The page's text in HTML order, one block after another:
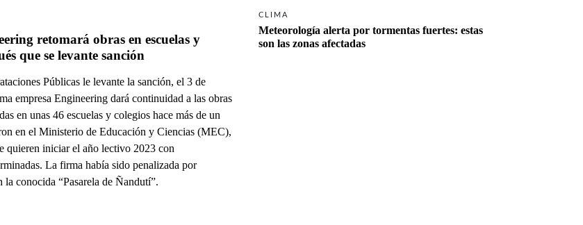
retomará obras en escuelas y
Públicas le levante la sanción, el 3 de
empresa Engineering dará continuidad a las obras
en unas 46 escuelas y colegios hace más de un
en el Ministerio de Educación y Ciencias (MEC),
quieren iniciar el año lectivo 2023 con
La firma había sido penalizada por
la conocida “Pasarela de Ñandutí”.
CLIMA
Meteorología alerta por tormentas fuertes: estas
son las zonas afectadas